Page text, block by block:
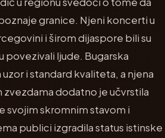
granice. Njeni koncerti u
i širom dijaspore bili su
povezivali ljude. Bugarska
i standard kvaliteta, a njena
zvezdama dodatno je učvrstila
svojim skromnim stavom i
publici izgradila status istinske